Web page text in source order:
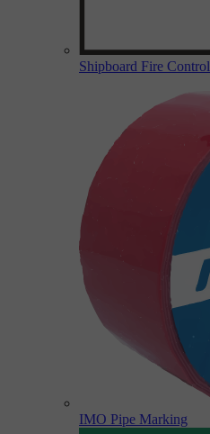
Shipboard Fire Control
IMO Pipe Marking